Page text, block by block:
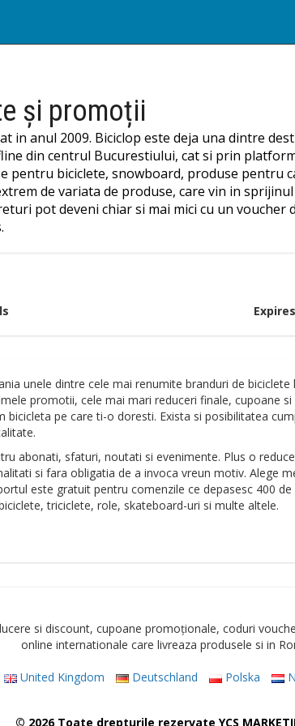
și promoții
in anul 2009. Biciclop este deja una dintre
din centrul Bucurestiului, cat si prin
pentru biciclete, snowboard, produse pentru
de variata de produse, care vin in
pot deveni chiar si mai mici cu un voucher
Expires
unele dintre cele mai renumite branduri de biciclete
promotii, cele mai mari reduceri finale, cupoane si
pe care ti-o doresti. Exista si posibilitatea
abonati, sfaturi, noutati si evenimente. Plus o
si fara obligatia de a invoca vreun motiv. Alege
este gratuit pentru comenzile ce depasesc 400 de
triciclete, role, skateboard-uri si multe altele.
si discount, cupoane promoționale, coduri
online internationale care livreaza produsele si in
United Kingdom Deutschland Polska
© 2026 Toate drepturile rezervate YCS